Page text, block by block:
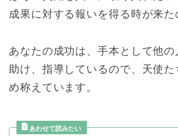
成果に対する報いを得る時が来た
あなたの成功は、手本として他の
助け、指導しているので、天使
め称えています。